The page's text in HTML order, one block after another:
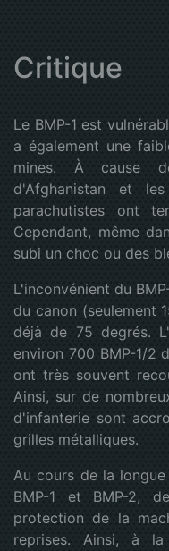
Critique
Le BMP-1 est
a également une
mines. À cause
d'Afghanistan et
parachutistes ont
Cependant, même
subi un choc ou des
L'inconvénient du
du canon (seulement
déjà de 75 degrés.
environ 700 BMP-1/2
ont très souvent
Ainsi, sur de
d'infanterie sont
grilles métalliques.
Au cours de la
BMP-1 et BMP-2,
protection de la
reprises. Ainsi, à